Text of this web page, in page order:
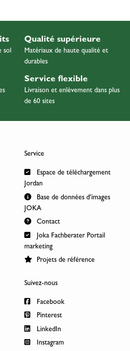
sol
Qualité supérieure
Matériaux de haute qualité et
durables
Service flexible
Livraison et enlèvement dans plus
de 60 sites
Service
Espace de téléchargement
Jordan
Base de données d’images
JOKA
Contact
Joka Fachberater Portail
marketing
Projets de référence
Suivez-nous
Facebook
Pinterest
LinkedIn
Instagram